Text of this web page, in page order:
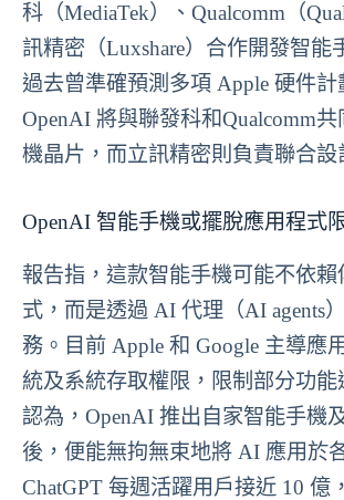
科（MediaTek）、Qualcomm（
訊精密（Luxshare）合作開發智能
過去曾準確預測多項 Apple 硬件計
OpenAI 將與聯發科和Qualcomm
機晶片，而立訊精密則負責聯合設
OpenAI 智能手機或擺脫應用程式
報告指，這款智能手機可能不依賴
式，而是透過 AI 代理（AI agents
務。目前 Apple 和 Google 主導應
統及系統存取權限，限制部分功
認為，OpenAI 推出自家智能手機
後，便能無拘無束地將 AI 應用於
ChatGPT 每週活躍用戶接近 10 億